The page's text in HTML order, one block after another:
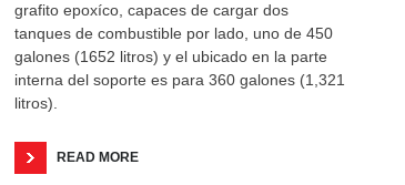
grafito epoxíco, capaces de cargar dos
tanques de combustible por lado, uno de 450
galones (1652 litros) y el ubicado en la parte
interna del soporte es para 360 galones (1,321
litros).
READ MORE